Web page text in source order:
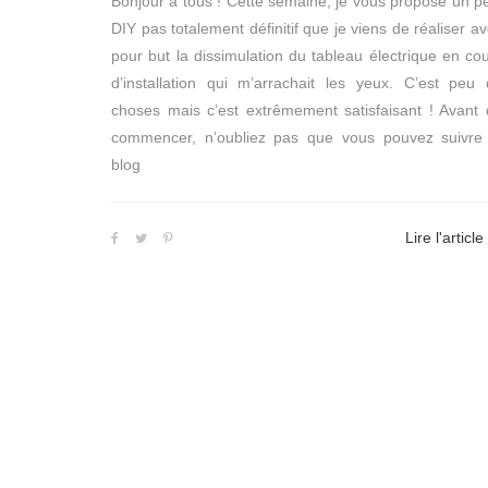
DIY pas totalement définitif que je viens de réaliser
pour but la dissimulation du tableau électrique en
d’installation qui m’arrachait les yeux. C’est peu
choses mais c’est extrêmement satisfaisant ! Avant
commencer, n’oubliez pas que vous pouvez
blog
Lire l'article